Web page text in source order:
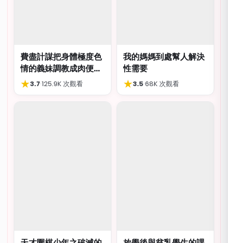
費盡計謀把身體極度色
情的義妹調教成肉便
器，結局卻出人意外
★3.7·125.9K 次觀看
我的媽媽到處幫人解決
性需要
★3.5·68K 次觀看